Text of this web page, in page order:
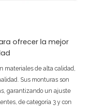
ofrecer la mejor
materiales de alta calidad,
Sus monturas son
garantizando un ajuste
de categoría 3 y con